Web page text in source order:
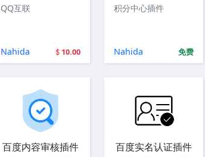
QQ互联
Nahida 10.00
积分中心插件
Nahida 免费
百度内容审核插件 百度实名认证插件